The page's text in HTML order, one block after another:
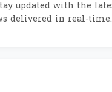
updated with the
delivered in real-time.